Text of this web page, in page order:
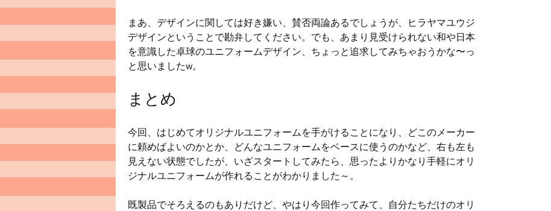
まあ、デザインに関しては好き嫌い、賛否両論あるでしょうが、ヒラヤマユウジ
デザインということで勘弁してください。でも、あまり見受けられない和や日本
を意識した卓球のユニフォームデザイン、ちょっと追求してみちゃおうかな〜っ
と思いましたw。
まとめ
今回、はじめてオリジナルユニフォームを手がけることになり、どこのメーカー
に頼めばよいのかとか、どんなユニフォームをベースに使うのかなど、右も左も
見えない状態でしたが、いざスタートしてみたら、思ったよりかなり手軽にオリ
ジナルユニフォームが作れることがわかりました～。
既製品でそろえるのもありだけど、やはり今回作ってみて、自分たちだけのオリ